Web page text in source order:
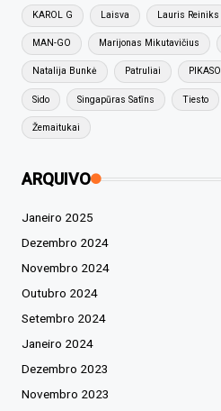
KAROL G Laisva Lauris Reiniks
MAN-GO Marijonas Mikutavičius
Natalija Bunkė Patruliai PIKASO
Sido Singapūras Satīns Tiesto
Žemaitukai
ARQUIVO
Janeiro 2025
Dezembro 2024
Novembro 2024
Outubro 2024
Setembro 2024
Janeiro 2024
Dezembro 2023
Novembro 2023